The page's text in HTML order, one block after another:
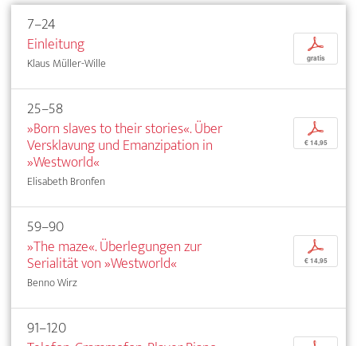
7–24
Einleitung
Klaus Müller-Wille
p
gratis
25–58
»Born slaves to their stories«. Über
Versklavung und Emanzipation in
»Westworld«
Elisabeth Bronfen
p
€ 14,95
59–90
»The maze«. Überlegungen zur
Serialität von »Westworld«
Benno Wirz
p
€ 14,95
91–120